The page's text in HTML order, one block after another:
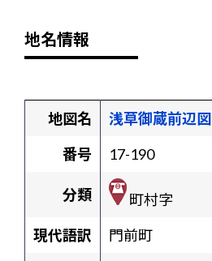
地名情報
地図名
浅草御蔵前辺図
番号
17-190
分類
町村字
現代語訳
門前町